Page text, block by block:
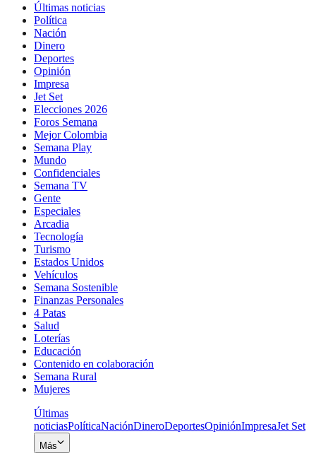
Últimas noticias
Política
Nación
Dinero
Deportes
Opinión
Impresa
Jet Set
Elecciones 2026
Foros Semana
Mejor Colombia
Semana Play
Mundo
Confidenciales
Semana TV
Gente
Especiales
Arcadia
Tecnología
Turismo
Estados Unidos
Vehículos
Semana Sostenible
Finanzas Personales
4 Patas
Salud
Loterías
Educación
Contenido en colaboración
Semana Rural
Mujeres
Últimas
noticiasPolíticaNaciónDineroDeportesOpiniónImpresaJet Set
Más